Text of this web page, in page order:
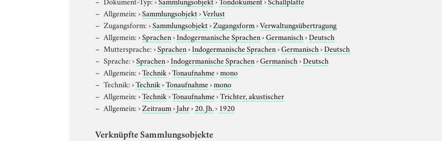
Allgemein:›Sammlungsobjekt›Verlust
Zugangsform:›Sammlungsobjekt›Zugangsform›Verwaltungsübertragung
Allgemein:›Sprachen›Indogermanische Sprachen›Germanisch›Deutsch
Muttersprache:›Sprachen›Indogermanische Sprachen›Germanisch›Deutsch
Sprache:›Sprachen›Indogermanische Sprachen›Germanisch›Deutsch
Allgemein:›Technik›Tonaufnahme›mono
Technik:›Technik›Tonaufnahme›mono
Allgemein:›Technik›Tonaufnahme›Trichter, akustischer
Allgemein:›Zeitraum›Jahr›20. Jh.› 1920
Verknüpfte Sammlungsobjekte